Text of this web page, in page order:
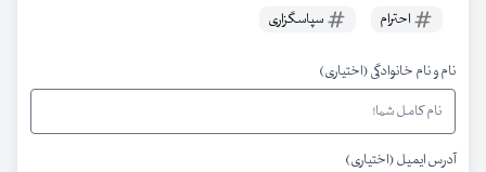
احترام
سپاسگزاری
نام و نام خانوادگی (اختیاری)
آدرس ایمیل (اختیاری)